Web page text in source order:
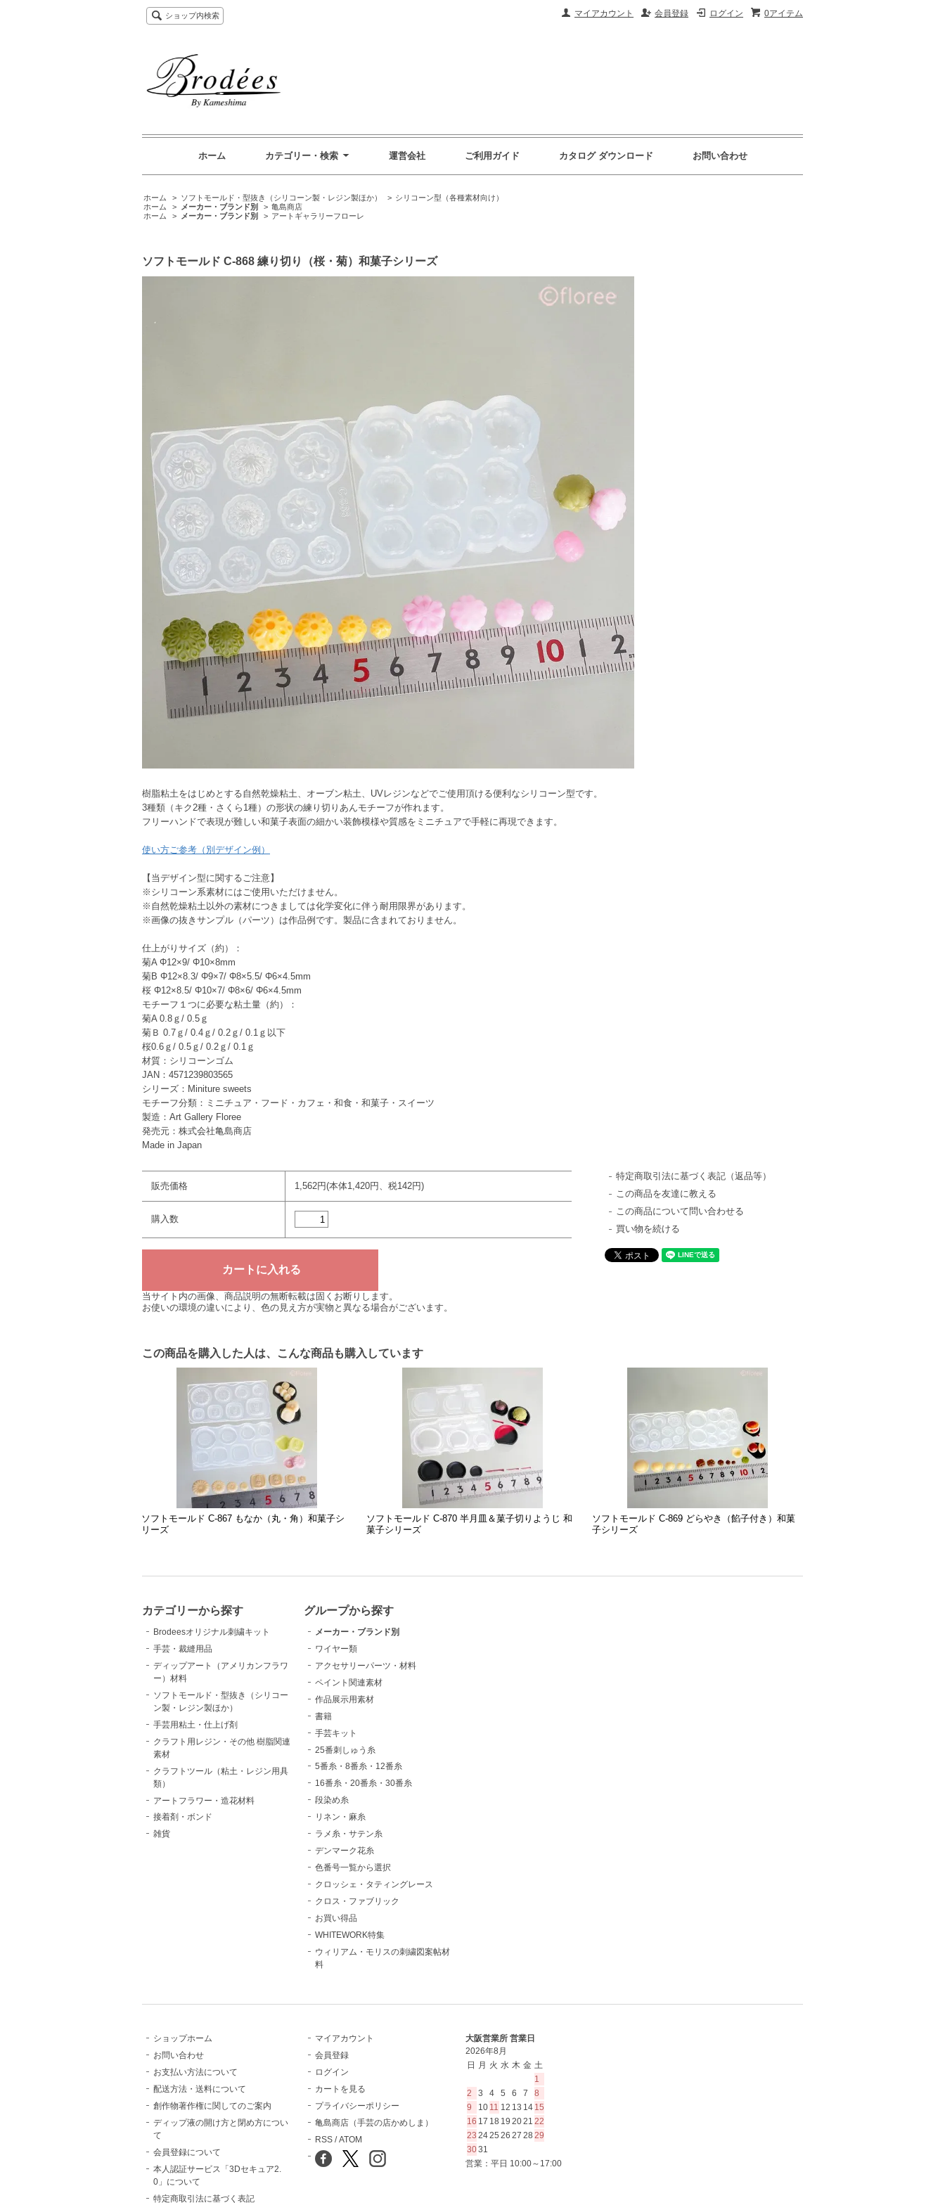
0アイテム
ログイン
会員登録
マイアカウント
ショップ内検索
ホーム カテゴリー・検索 運営会社 ご利用ガイド カタログ ダウンロード お問い合わせ
ホーム > ソフトモールド・型抜き（シリコーン製・レジン製ほか） > シリコーン型（各種素材向け）
ホーム
> メーカー・ブランド別 > 亀島商店
ホーム
> メーカー・ブランド別 > アートギャラリーフローレ
ソフトモールド C-868 練り切り（桜・菊）和菓子シリーズ
樹脂粘土をはじめとする自然乾燥粘土、オーブン粘土、UVレジンなどでご使用頂ける便利なシリコーン型です。
3種類（キク2種・さくら1種）の形状の練り切りあんモチーフが作れます。
フリーハンドで表現が難しい和菓子表面の細かい装飾模様や質感をミニチュアで手軽に再現できます。
使い方ご参考（別デザイン例）
【当デザイン型に関するご注意】
※シリコーン系素材にはご使用いただけません。
※自然乾燥粘土以外の素材につきましては化学変化に伴う耐用限界があります。
※画像の抜きサンプル（パーツ）は作品例です。製品に含まれておりません。
仕上がりサイズ（約）：
菊A Φ12×9/ Φ10×8mm
菊B Φ12×8.3/ Φ9×7/ Φ8×5.5/ Φ6×4.5mm
桜 Φ12×8.5/ Φ10×7/ Φ8×6/ Φ6×4.5mm
モチーフ１つに必要な粘土量（約）：
菊A 0.8ｇ/ 0.5ｇ
菊Ｂ 0.7ｇ/ 0.4ｇ/ 0.2ｇ/ 0.1ｇ以下
桜0.6ｇ/ 0.5ｇ/ 0.2ｇ/ 0.1ｇ
材質：シリコーンゴム
JAN：4571239803565
シリーズ：Miniture sweets
モチーフ分類：ミニチュア・フード・カフェ・和食・和菓子・スイーツ
製造：Art Gallery Floree
発売元：株式会社亀島商店
Made in Japan
販売価格 1,562円(本体1,420円、税142円)
購入数
当サイト内の画像、商品説明の無断転載は固くお断りします。
お使いの環境の違いにより、色の見え方が実物と異なる場合がございます。
特定商取引法に基づく表記（返品等）
この商品を友達に教える
この商品について問い合わせる
買い物を続ける
この商品を購入した人は、こんな商品も購入しています
ソフトモールド C-867 もなか（丸・角）和菓子シ
リーズ
ソフトモールド C-870 半月皿＆菓子切りようじ 和
菓子シリーズ
ソフトモールド C-869 どらやき（餡子付き）和菓
子シリーズ
カテゴリーから探す
Brodeesオリジナル刺繍キット
手芸・裁縫用品
ディップアート（アメリカンフラワ
ー）材料
ソフトモールド・型抜き（シリコー
ン製・レジン製ほか）
手芸用粘土・仕上げ剤
クラフト用レジン・その他 樹脂関連
素材
クラフトツール（粘土・レジン用具
類）
アートフラワー・造花材料
接着剤・ボンド
雑貨
グループから探す
メーカー・ブランド別
ワイヤー類
アクセサリーパーツ・材料
ペイント関連素材
作品展示用素材
書籍
手芸キット
25番刺しゅう糸
5番糸・8番糸・12番糸
16番糸・20番糸・30番糸
段染め糸
リネン・麻糸
ラメ糸・サテン糸
デンマーク花糸
色番号一覧から選択
クロッシェ・タティングレース
クロス・ファブリック
お買い得品
WHITEWORK特集
ウィリアム・モリスの刺繍図案帖材
料
ショップホーム
お問い合わせ
お支払い方法について
配送方法・送料について
創作物著作権に関してのご案内
ディップ液の開け方と閉め方につい
て
会員登録について
本人認証サービス「3Dセキュア2.
0」について
特定商取引法に基づく表記
マイアカウント
会員登録
ログイン
カートを見る
プライバシーポリシー
亀島商店（手芸の店かめしま）
RSS /ATOM
大阪営業所 営業日
2026年8月
日
月 火 水 木 金 土
1
2
3 4 5 6 7
8
9
10 11 12 13 14 15
16 17 18 19 2021 22
23 2425 26 27 28 29
3031
営業：平日 10:00～17:00